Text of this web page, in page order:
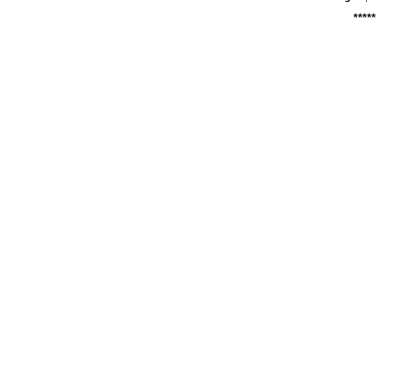
*****